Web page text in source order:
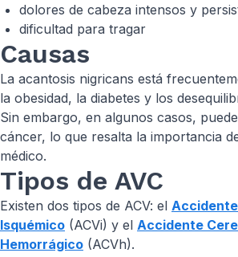
dolores de cabeza intensos y
dificultad para tragar
Causas
La acantosis nigricans está
la obesidad, la diabetes y los
Sin embargo, en algunos casos,
cáncer, lo que resalta la importancia
médico.
Tipos de AVC
Existen dos tipos de ACV: el
Isquémico (ACVi) y el Accidente
Hemorrágico (ACVh).